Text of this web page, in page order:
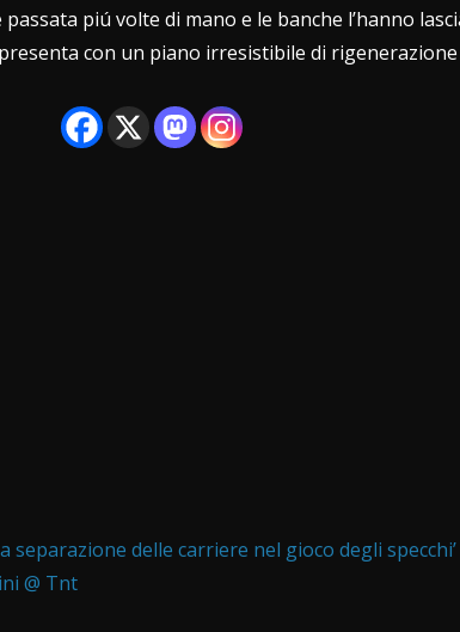
passata piú volte di mano e le banche l’hanno
con un piano irresistibile di
separazione delle carriere nel gioco degli
@ Tnt